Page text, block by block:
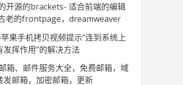
开源的brackets- 适合前端的编辑
老的frontpage，dreamweaver
果手机拷贝视频提示“连到系统上
发挥作用”的解决方法
箱、邮件服务大全，免费邮箱，域
发邮箱，加密邮箱，更新